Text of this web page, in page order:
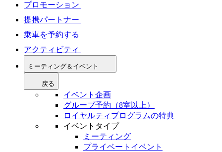
プロモーション
提携パートナー
乗車を予約する
アクティビティ
ミーティング＆イベント
戻る
イベント企画
グループ予約（8室以上）
ロイヤルティプログラムの特典
イベントタイプ
ミーティング
プライベートイベント